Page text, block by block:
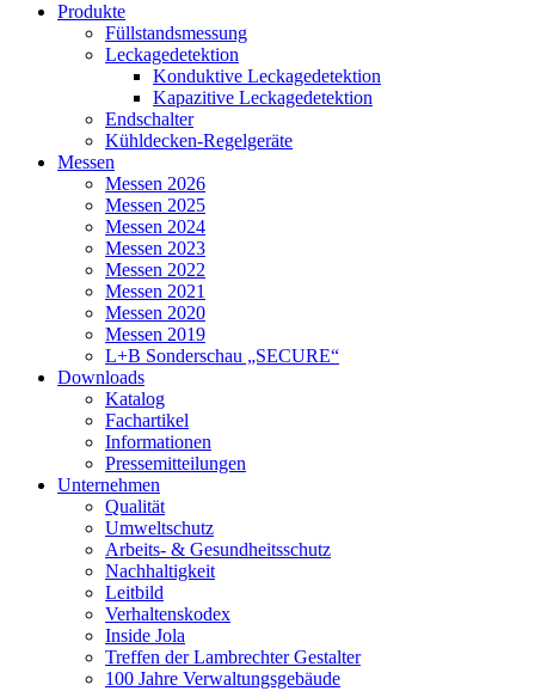
Produkte
Füllstandsmessung
Leckagedetektion
Konduktive Leckagedetektion
Kapazitive Leckagedetektion
Endschalter
Kühldecken-Regelgeräte
Messen
Messen 2026
Messen 2025
Messen 2024
Messen 2023
Messen 2022
Messen 2021
Messen 2020
Messen 2019
L+B Sonderschau „SECURE“
Downloads
Katalog
Fachartikel
Informationen
Pressemitteilungen
Unternehmen
Qualität
Umweltschutz
Arbeits- & Gesundheitsschutz
Nachhaltigkeit
Leitbild
Verhaltenskodex
Inside Jola
Treffen der Lambrechter Gestalter
100 Jahre Verwaltungsgebäude